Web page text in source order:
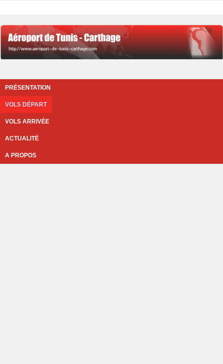
PRÉSENTATION
VOLS DÉPART
VOLS ARRIVÉE
ACTUALITÉ
A PROPOS